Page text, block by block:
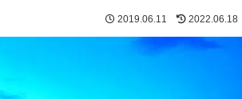
2019.06.11 2022.06.18